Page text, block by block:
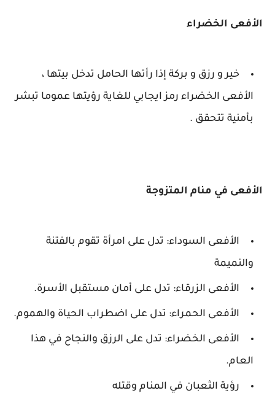
الأفعى الخضراء
خير و رزق و بركة إذا رأتها الحامل تدخل بيتها ،
الأفعى الخضراء رمز ايجابي للغاية رؤيتها عموما تبشر
بأمنية تتحقق .
الأفعى في منام المتزوجة
الأفعى السوداء: تدل على امرأة تقوم بالفتنة
والنميمة
الأفعى الزرقاء: تدل على أمان مستقبل الأسرة.
الأفعى الحمراء: تدل على اضطراب الحياة والهموم.
الأفعى الخضراء: تدل على الرزق والنجاح في هذا
العام.
رؤية الثعبان في المنام وقتله